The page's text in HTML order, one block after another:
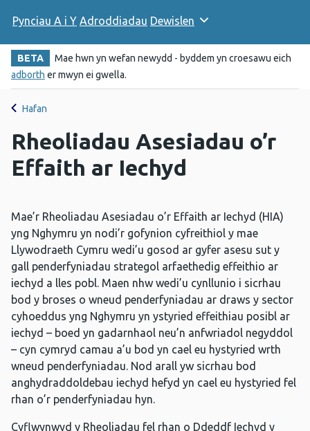
Pynciau A i Y Adroddiadau Dewislen
BETA
Mae hwn yn wefan newydd - byddem yn croesawu eich
adborth er mwyn ei gwella.
Hafan
Rheoliadau Asesiadau o’r
Effaith ar Iechyd
Mae’r Rheoliadau Asesiadau o’r Effaith ar Iechyd (HIA)
yng Nghymru yn nodi’r gofynion cyfreithiol y mae
Llywodraeth Cymru wedi’u gosod ar gyfer asesu sut y
gall penderfyniadau strategol arfaethedig effeithio ar
iechyd a lles pobl. Maen nhw wedi’u cynllunio i sicrhau
bod y broses o wneud penderfyniadau ar draws y sector
cyhoeddus yng Nghymru yn ystyried effeithiau posibl ar
iechyd – boed yn gadarnhaol neu’n anfwriadol negyddol
– cyn cymryd camau a’u bod yn cael eu hystyried wrth
wneud penderfyniadau. Nod arall yw sicrhau bod
anghydraddoldebau iechyd hefyd yn cael eu hystyried fel
rhan o’r penderfyniadau hyn.
Cyflwynwyd y Rheoliadau fel rhan o Ddeddf Iechyd y